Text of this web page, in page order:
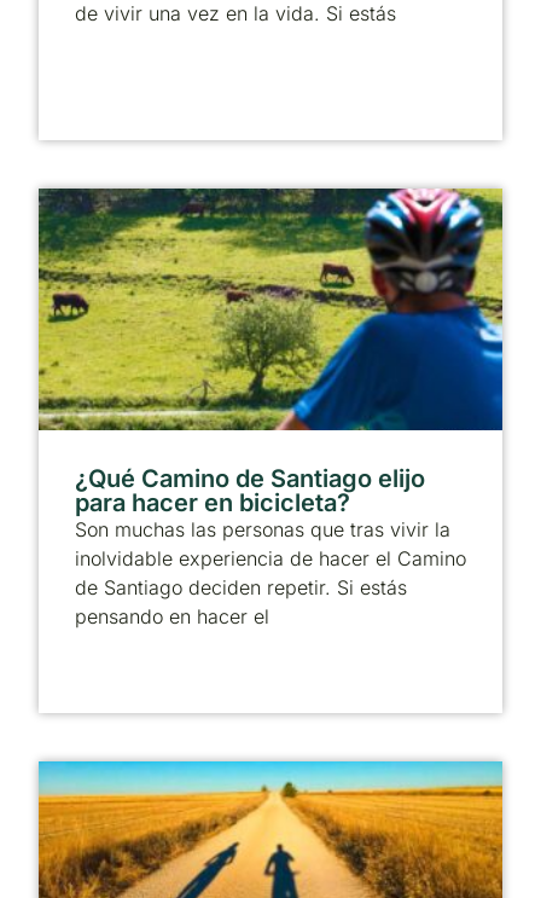
de vivir una vez en la vida. Si estás
¿Qué Camino de Santiago elijo
para hacer en bicicleta?
Son muchas las personas que tras vivir la
inolvidable experiencia de hacer el Camino
de Santiago deciden repetir. Si estás
pensando en hacer el